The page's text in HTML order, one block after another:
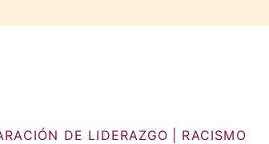
DE LIDERAZGO RACISMO